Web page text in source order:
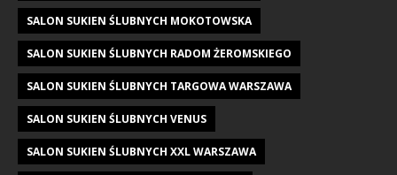
SALON SUKIEN ŚLUBNYCH MOKOTOWSKA
SALON SUKIEN ŚLUBNYCH RADOM ŻEROMSKIEGO
SALON SUKIEN ŚLUBNYCH TARGOWA WARSZAWA
SALON SUKIEN ŚLUBNYCH VENUS
SALON SUKIEN ŚLUBNYCH XXL WARSZAWA